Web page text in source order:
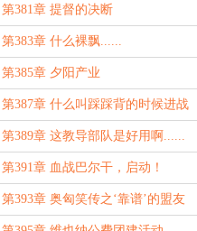
校
第381章 提督的决断
第383章 什么裸飘......
第385章 夕阳产业
第387章 什么叫踩踩背的时候进战
斗了？
第389章 这教导部队是好用啊......
第391章 血战巴尔干，启动！
第393章 奥匈笑传之‘靠谱’的盟友